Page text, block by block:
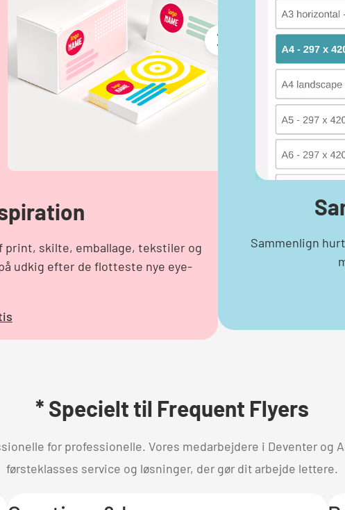
print, skilte, emballage, tekstiler og
udkig efter de flotteste nye eye-
Sammenlign
* Specielt til Frequent Flyers
for professionelle. Vores medarbejdere i Deventer og
førsteklasses service og løsninger, der gør dit arbejde lettere.